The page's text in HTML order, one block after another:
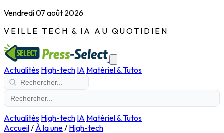
Vendredi 07 août 2026
VEILLE TECH & IA AU QUOTIDIEN
Actualités High-tech IA Matériel & Tutos
Actualités High-tech IA Matériel & Tutos
Accueil/ À la une/ High-tech